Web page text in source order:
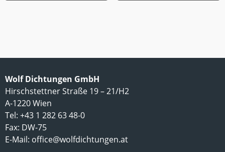
Wolf Dichtungen GmbH
Hirschstettner Straße 19 – 21/H2
A-1220 Wien
Tel: +43 1 282 63 48-0
Fax: DW-75
E-Mail: office@wolfdichtungen.at